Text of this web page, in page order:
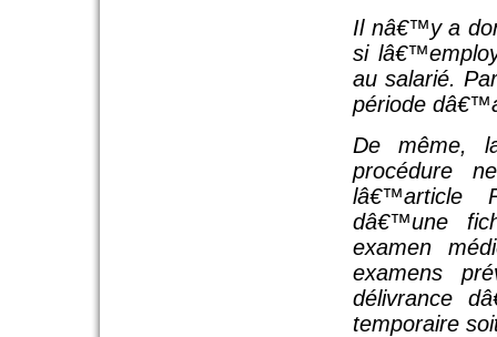
Il nâ€™y a
si
au salarié.
période
De même,
procédure
lâ€™article
dâ€™une
examen
examens
délivrance
temporaire